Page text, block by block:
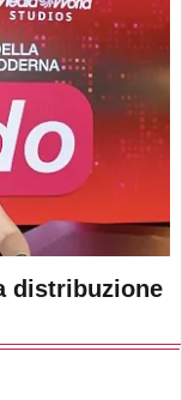
distribuzione